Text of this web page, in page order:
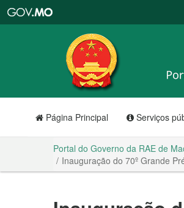
RAE
de
Macau
Página Principal Serviços
Portal do Governo da RAE de
Inauguração do 70º Grande